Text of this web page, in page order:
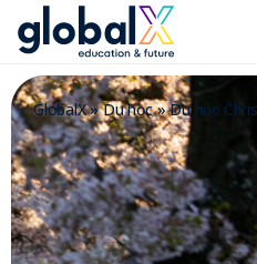
GlobalX»Du học»Du học